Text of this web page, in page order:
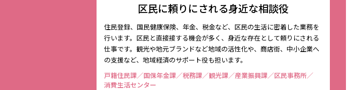
区民に頼りにされる身近な相談役
住民登録、国民健康保険、年金、税金など、区民の生活に密着した業務を
行います。区民と直接接する機会が多く、身近な存在として頼りにされる
仕事です。観光や地元ブランドなど地域の活性化や、商店街、中小企業へ
の支援など、地域経済のサポート役も担います。
戸籍住民課／国保年金課／税務課／観光課／産業振興課／区民事務所／
消費生活センター